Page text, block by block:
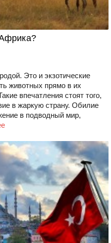
Это и экзотические
животных прямо в их
впечатления стоят того,
в жаркую страну. Обилие
в подводный мир,